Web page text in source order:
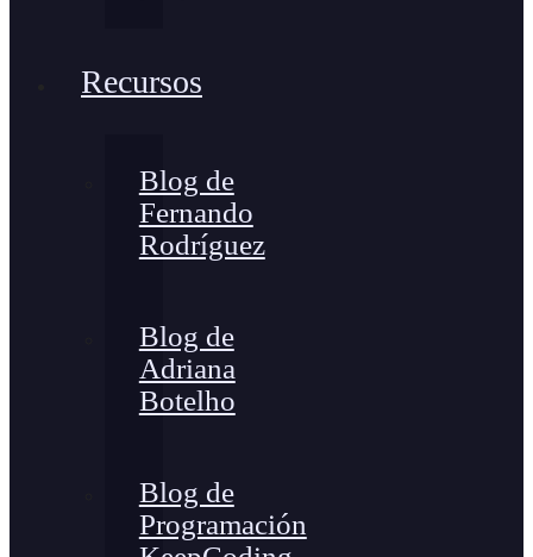
Recursos
Blog de
Fernando
Rodríguez
Blog de
Adriana
Botelho
Blog de
Programación